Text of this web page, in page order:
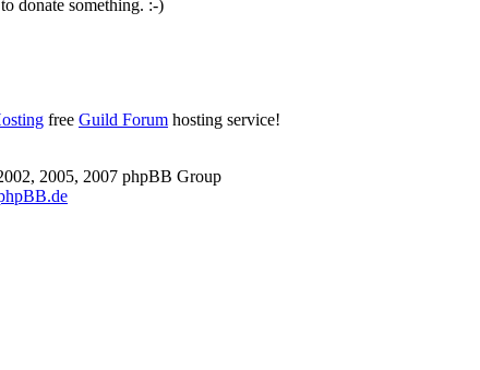
donate something. :-)
free Guild Forum hosting service!
2005, 2007 phpBB Group